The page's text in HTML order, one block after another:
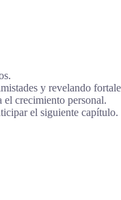
y revelando
el crecimiento personal.
el siguiente capítulo.